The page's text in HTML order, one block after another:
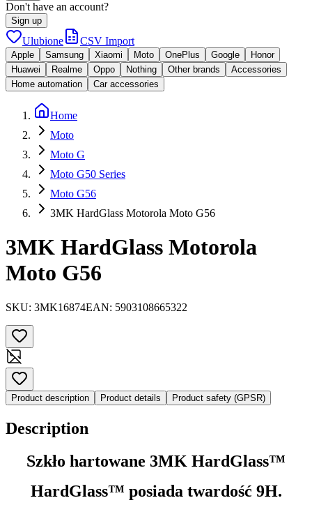
Don't have an account?
Sign up
Ulubione CSV Import
Apple Samsung Xiaomi Moto OnePlus Google
Honor
Huawei
Realme Oppo Nothing Other brands
Accessories
Home automation
Car accessories
Home
Moto
Moto G
Moto G50 Series
Moto G56
3MK HardGlass Motorola Moto G56
3MK HardGlass Motorola
Moto G56
SKU: 3MK16874EAN: 5903108665322
Product description Product details Product safety (GPSR)
Description
Szkło hartowane 3MK HardGlass™
HardGlass™ posiada twardość 9H.